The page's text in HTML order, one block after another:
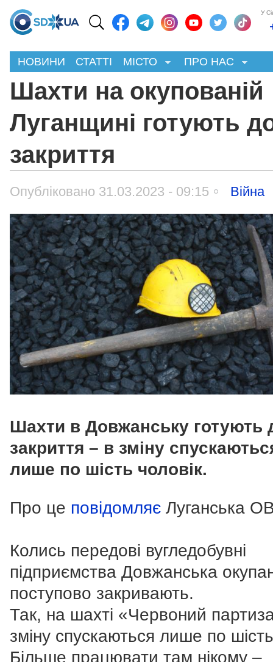
У
НОВИНИ СТАТТІ МІСТО ПРО НАС
Шахти на окупованій
Луганщині готують
закриття
Опубліковано 31.03.2023 - 09:15 Війна
Шахти в Довжанську готують
закриття – в зміну
лише по шість чоловік.
Про це повідомляє Луганська
Колись передові вугледобувні
підприємства Довжанська
поступово закривають.
Так, на шахті «Червоний
зміну спускаються лише по
Більше працювати там нікому –